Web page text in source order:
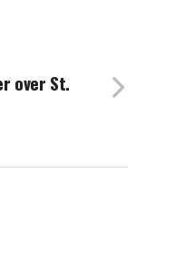
over St.